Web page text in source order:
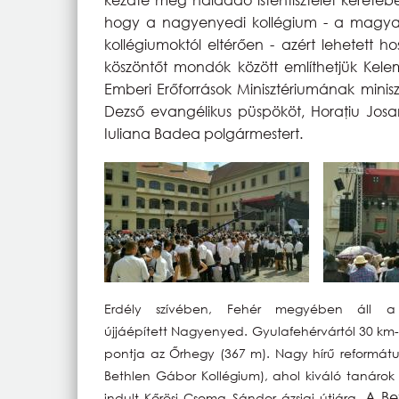
hogy a nagyenyedi kollégium - a
kollégiumoktól eltérően - azért lehetett
köszöntőt mondók között említhetjük
Emberi Erőforrások Minisztériumának
Dezső evangélikus püspököt, Horaţiu
Iuliana Badea polgármestert.
Erdély szívében, Fehér megyében áll
újjáépített Nagyenyed. Gyulafehérvártól 30
pontja az Őrhegy (367 m). Nagy hírű
Bethlen Gábor Kollégium), ahol kiváló